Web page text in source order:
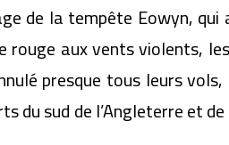
de la tempête Eowyn, qui
rouge aux vents violents,
presque tous leurs
du sud de l’Angleterre et